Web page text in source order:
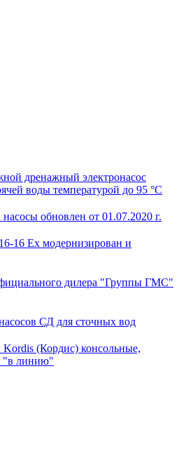
дренажный электронасос
воды температурой до 95 °С
обновлен от 01.07.2020 г.
16 Ex модернизирован и
дилера "Группы ГМС"
СД для сточных вод
(Кордис) консольные,
"в линию"